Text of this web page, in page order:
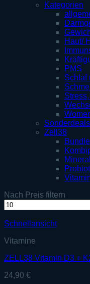
Kategorien
Haut/
PMS
Schlaf
Zell38
Bundle
Nach Preis filtern
Min.
Preis
Schnellansicht
Vitamine
ZELL38 Vitamin D3 +
24,90 €